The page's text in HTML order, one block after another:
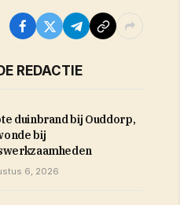
REDACTIE
duinbrand bij Ouddorp,
bij
6, 2026